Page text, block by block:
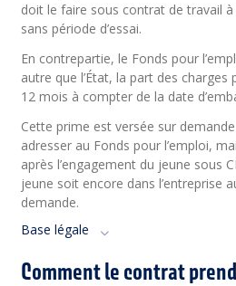
doit le faire sous contrat de travail
sans période d’essai.
En contrepartie, le Fonds pour
autre que l’État, la part des charges
12 mois à compter de la date
Cette prime est versée sur
adresser au Fonds pour l’emploi,
après l’engagement du jeune sous
jeune soit encore dans l’entreprise
demande.
Base légale
Comment le contrat